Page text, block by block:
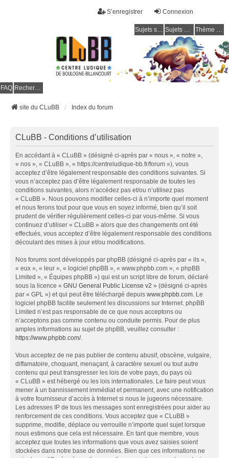
Connexion
S’enregistrer
Sujets sans réponse Sujets actifs Thème clair / foncé
FAQ Rechercher
site du CLuBB Index du forum
CLuBB - Conditions d’utilisation
En accédant à « CLuBB » (désigné ci-après par « nous », « notre »,
« nos », « CLuBB », « https://centreludique-bb.fr/forum »), vous
acceptez d’être légalement responsable des conditions suivantes. Si
vous n’acceptez pas d’être légalement responsable de toutes les
conditions suivantes, alors n’accédez pas et/ou n’utilisez pas
« CLuBB ». Nous pouvons modifier celles-ci à n’importe quel moment
et nous ferons tout pour que vous en soyez informé, bien qu’il soit
prudent de vérifier régulièrement celles-ci par vous-même. Si vous
continuez d’utiliser « CLuBB » alors que des changements ont été
effectués, vous acceptez d’être légalement responsable des conditions
découlant des mises à jour et/ou modifications.
Nos forums sont développés par phpBB (désigné ci-après par « ils »,
« eux », « leur », « logiciel phpBB », « www.phpbb.com », « phpBB
Limited », « Équipes phpBB ») qui est un script libre de forum, déclaré
sous la licence « GNU General Public License v2 » (désigné ci-après
par « GPL ») et qui peut être téléchargé depuis www.phpbb.com. Le
logiciel phpBB facilite seulement les discussions sur Internet. phpBB
Limited n’est pas responsable de ce que nous acceptons ou
n’acceptons pas comme contenu ou conduite permis. Pour de plus
amples informations au sujet de phpBB, veuillez consulter :
https://www.phpbb.com/.
Vous acceptez de ne pas publier de contenu abusif, obscène, vulgaire,
diffamatoire, choquant, menaçant, à caractère sexuel ou tout autre
contenu qui peut transgresser les lois de votre pays, du pays où
« CLuBB » est hébergé ou les lois internationales. Le faire peut vous
mener à un bannissement immédiat et permanent, avec une notification
à votre fournisseur d’accès à Internet si nous le jugeons nécessaire.
Les adresses IP de tous les messages sont enregistrées pour aider au
renforcement de ces conditions. Vous acceptez que « CLuBB »
supprime, modifie, déplace ou verrouille n’importe quel sujet lorsque
nous estimons que cela est nécessaire. En tant que membre, vous
acceptez que toutes les informations que vous avez saisies soient
stockées dans notre base de données. Bien que ces informations ne